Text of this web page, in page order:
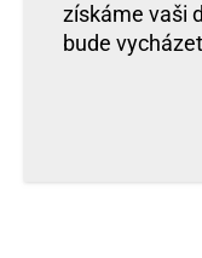
získáme vaši
bude